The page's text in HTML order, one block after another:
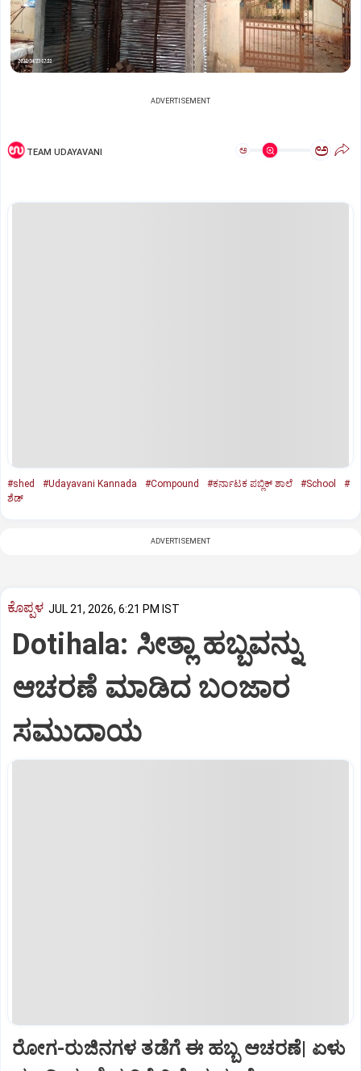
ADVERTISEMENT
TEAM UDAYAVANI ಅ ಅ
#shed #Udayavani Kannada #Compound #ಕರ್ನಾಟಕ ಪಬ್ಲಿಕ್‌ ಶಾಲೆ #School
#
ಶೆಡ್‌
ADVERTISEMENT
ಕೊಪ್ಪಳ JUL 21, 2026, 6:21 PM IST
Dotihala: ಸೀತ್ಲಾ ಹಬ್ಬವನ್ನು
ಆಚರಣೆ ಮಾಡಿದ ಬಂಜಾರ
ಸಮುದಾಯ
ರೋಗ-ರುಜಿನಗಳ ತಡೆಗೆ ಈ ಹಬ್ಬ ಆಚರಣೆ| ಏಳು